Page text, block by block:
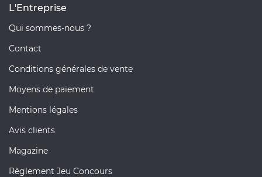
L'Entreprise
Qui sommes-nous ?
Contact
Conditions générales de vente
Moyens de paiement
Mentions légales
Avis clients
Magazine
Règlement Jeu Concours